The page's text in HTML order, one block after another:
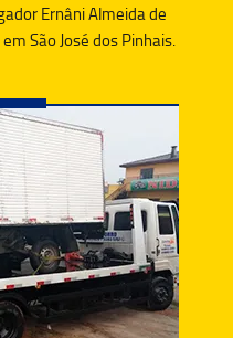
Ernâni Almeida de
São José dos Pinhais.